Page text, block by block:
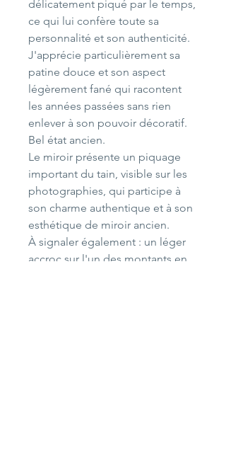
délicatement piqué par le temps,
ce qui lui confère toute sa
personnalité et son authenticité.
J'apprécie particulièrement sa
patine douce et son aspect
légèrement fané qui racontent
les années passées sans rien
enlever à son pouvoir décoratif.
Bel état ancien.
Le miroir présente un piquage
important du tain, visible sur les
photographies, qui participe à
son charme authentique et à son
esthétique de miroir ancien.
À signaler également : un léger
accroc sur l'un des montants en